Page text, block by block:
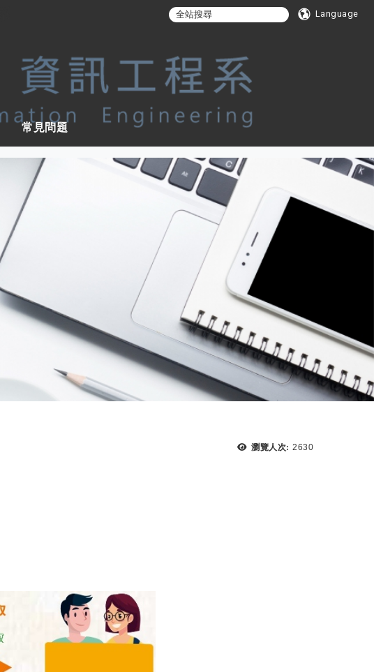
Language
常見問題
瀏覽人次: 2630